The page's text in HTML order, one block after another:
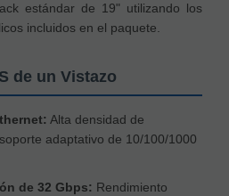
estándar de 19" utilizando los
incluidos en el paquete.
de un Vistazo
Alta densidad de
adaptativo de 10/100/1000
de 32 Gbps: Rendimiento